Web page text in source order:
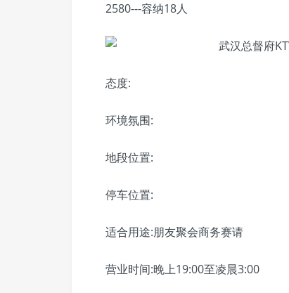
2580---容纳18人
态度:
环境氛围:
地段位置:
停车位置:
适合用途:朋友聚会商务赛请
营业时间:晚上19:00至凌晨3:00